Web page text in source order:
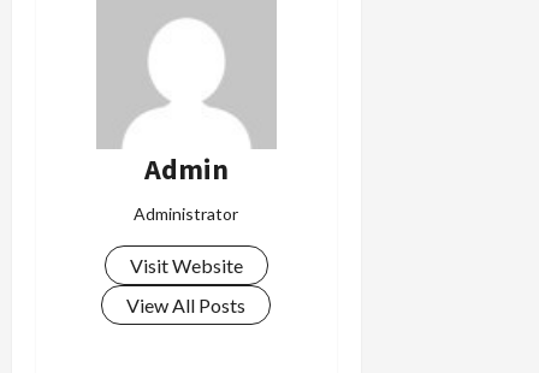
Admin
Administrator
Visit Website
View All Posts